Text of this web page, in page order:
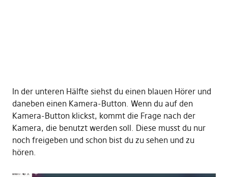
In der unteren Hälfte siehst du einen blauen Hörer und
daneben einen Kamera-Button. Wenn du auf den
Kamera-Button klickst, kommt die Frage nach der
Kamera, die benutzt werden soll. Diese musst du nur
noch freigeben und schon bist du zu sehen und zu
hören.